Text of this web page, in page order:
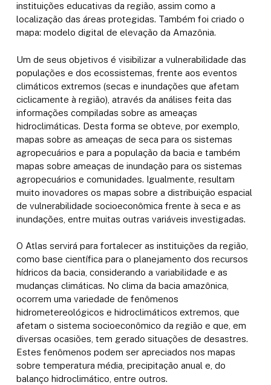
instituições educativas da região, assim como a
localização das áreas protegidas. Também foi criado o
mapa: modelo digital de elevação da Amazônia.
Um de seus objetivos é visibilizar a vulnerabilidade das
populações e dos ecossistemas, frente aos eventos
climáticos extremos (secas e inundações que afetam
ciclicamente à região), através da análises feita das
informações compiladas sobre as ameaças
hidroclimáticas. Desta forma se obteve, por exemplo,
mapas sobre as ameaças de seca para os sistemas
agropecuários e para a população da bacia e também
mapas sobre ameaças de inundação para os sistemas
agropecuários e comunidades. Igualmente, resultam
muito inovadores os mapas sobre a distribuição espacial
de vulnerabilidade socioeconômica frente à seca e as
inundações, entre muitas outras variáveis investigadas.
O Atlas servirá para fortalecer as instituições da região,
como base científica para o planejamento dos recursos
hídricos da bacia, considerando a variabilidade e as
mudanças climáticas. No clima da bacia amazônica,
ocorrem uma variedade de fenômenos
hidrometereológicos e hidroclimáticos extremos, que
afetam o sistema socioeconômico da região e que, em
diversas ocasiões, tem gerado situações de desastres.
Estes fenômenos podem ser apreciados nos mapas
sobre temperatura média, precipitação anual e, do
balanço hidroclimático, entre outros.